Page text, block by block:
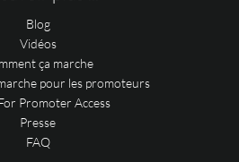
Blog
Vidéos
ça marche
pour les promoteurs
Promoter Access
Presse
FAQ